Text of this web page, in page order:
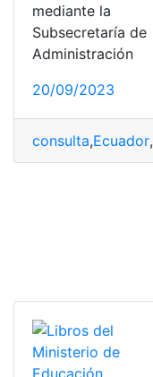
mediante la
Subsecretaría de
Administración
20/09/2023
consulta,Ecuador,